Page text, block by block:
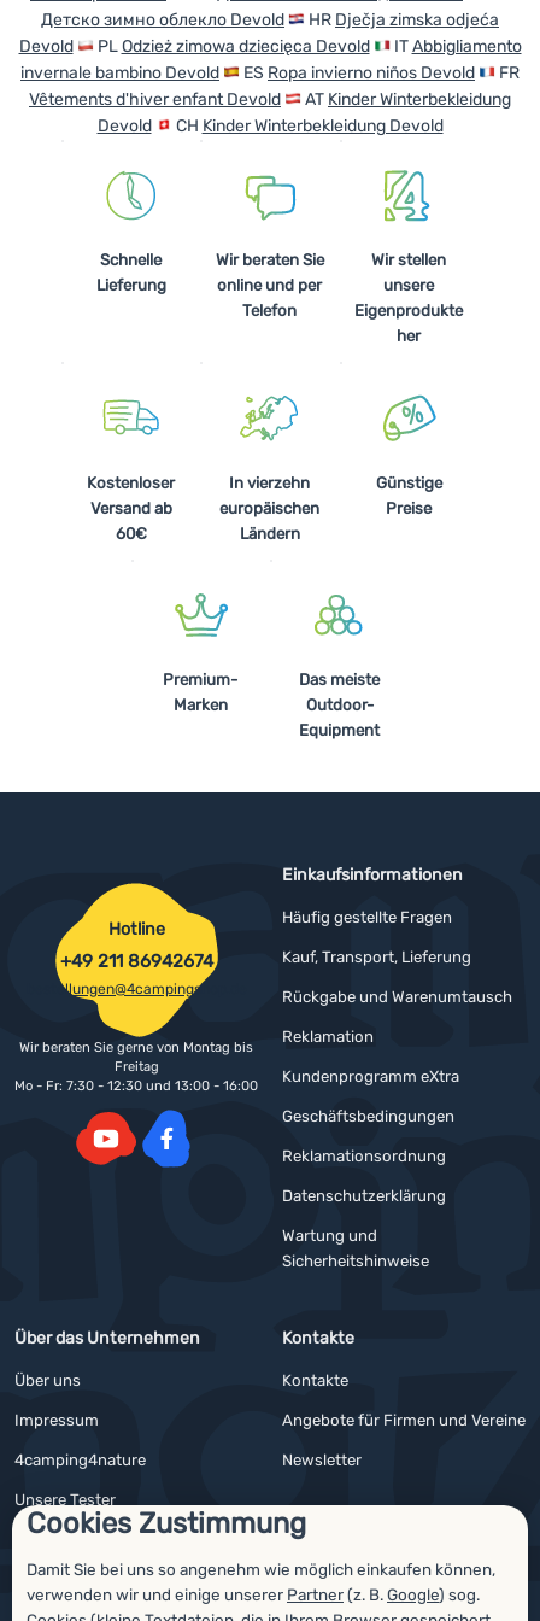
Cookies Zustimmung
Damit Sie bei uns so angenehm wie möglich einkaufen können,
verwenden wir und einige unserer Partner(z. B.Google) sog.
Kochen
Klettern
Ultraleichte
Детско зимно облекло Devold
HR Dječja zimska odjeća
Devold
PLOdzież zimowa dziecięca Devold ITAbbigliamento
invernale bambino Devold
ES Ropa invierno niños Devold
FR
Vêtements d'hiver enfant Devold
AT Kinder Winterbekleidung
Devold
CH Kinder Winterbekleidung Devold
Schnelle
Lieferung
Wir beraten Sie
online und per
Telefon
Wir stellen
unsere
Eigenprodukte
her
Kostenloser
Versand ab
60€
In vierzehn
europäischen
Ländern
Günstige
Preise
Premium-
Marken
Das meiste
Outdoor-
Equipment
Einkaufsinformationen
Häufig gestellte Fragen
Kauf, Transport, Lieferung
Rückgabe und Warenumtausch
Reklamation
Kundenprogramm eXtra
Geschäftsbedingungen
Reklamationsordnung
Datenschutzerklärung
Wartung und
Sicherheitshinweise
Über das Unternehmen
Über uns
Impressum
4camping4nature
Unsere Tester
Kontakte
Kontakte
Angebote für Firmen und Vereine
Newsletter
Hotline
+49 211 86942674
bestellungen@4campingshop.de
Wir beraten Sie gerne von Montag bis
Freitag
Mo - Fr: 7:30 - 12:30 und 13:00 - 16:00
Auszeichnungen